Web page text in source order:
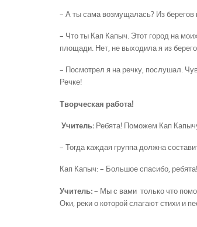
– А ты сама возмущалась? Из берегов
– Что ты Кап Капыч. Этот город на
площади. Нет, не выходила я из
– Посмотрел я на речку, послушал.
Речке!
Творческая работа!
Учитель: Ребята! Поможем Кап
– Тогда каждая группа должна
Кап Капыч: – Большое спасибо,
Учитель:– Мы с вами только что
Оки, реки о которой слагают стихи и